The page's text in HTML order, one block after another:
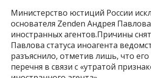
Министерство юстиций России
основателя Zenden Андрея
иностранных агентов.Причины
Павлова статуса иноагента
разъяснило, отметив лишь, что
перечня в связи с «утратой